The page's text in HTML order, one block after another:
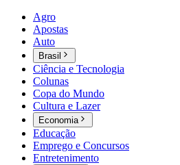
Agro
Apostas
Auto
Brasil
Ciência e Tecnologia
Colunas
Copa do Mundo
Cultura e Lazer
Economia
Educação
Emprego e Concursos
Entretenimento